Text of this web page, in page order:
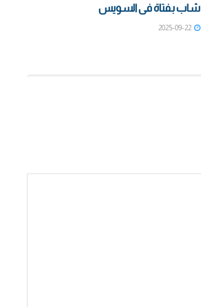
شاب بفتاة فى السويس
2025-09-22